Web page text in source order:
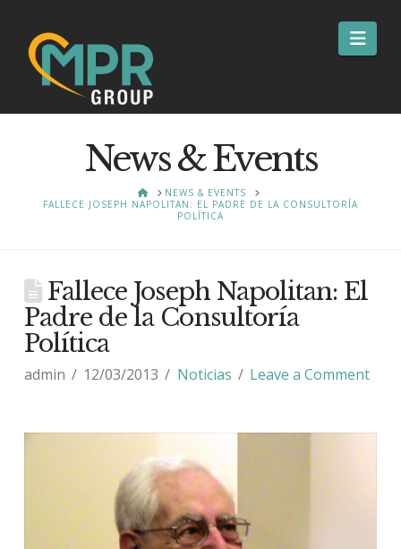
News & Events
HOMENEWS & EVENTS
FALLECE JOSEPH NAPOLITAN: EL PADRE DE LA CONSULTORÍA
POLÍTICA
Fallece Joseph Napolitan: El
Padre de la Consultoría
Política
admin 12/03/2013 Noticias Leave a Comment